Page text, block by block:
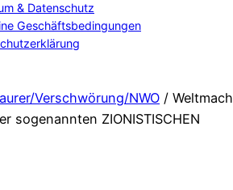
& Datenschutz
Geschäftsbedingungen
Verschwörung/NWO /
sogenannten ZIONISTISCHEN